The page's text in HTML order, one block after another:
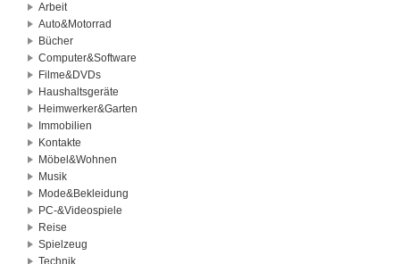
Arbeit
Auto&Motorrad
Bücher
Computer&Software
Filme&DVDs
Haushaltsgeräte
Heimwerker&Garten
Immobilien
Kontakte
Möbel&Wohnen
Musik
Mode&Bekleidung
PC-&Videospiele
Reise
Spielzeug
Technik